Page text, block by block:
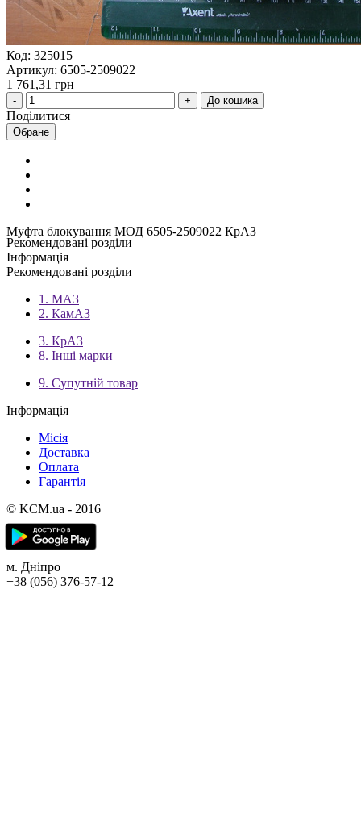
Код: 325015
Артикул: 6505-2509022
1 761,31 грн
До кошика
Поділитися
Обране
Муфта блокування МОД 6505-2509022 КрАЗ
Рекомендовані розділи
Інформація
Рекомендовані розділи
1. МАЗ
2. КамАЗ
3. КрАЗ
8. Інші марки
9. Супутній товар
Інформація
Місія
Доставка
Оплата
Гарантія
© KCM.ua - 2016
м. Дніпро
+38 (056) 376-57-12